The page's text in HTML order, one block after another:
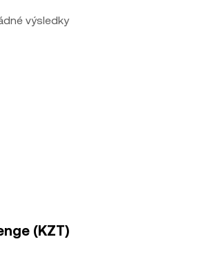
výsledky
(KZT)